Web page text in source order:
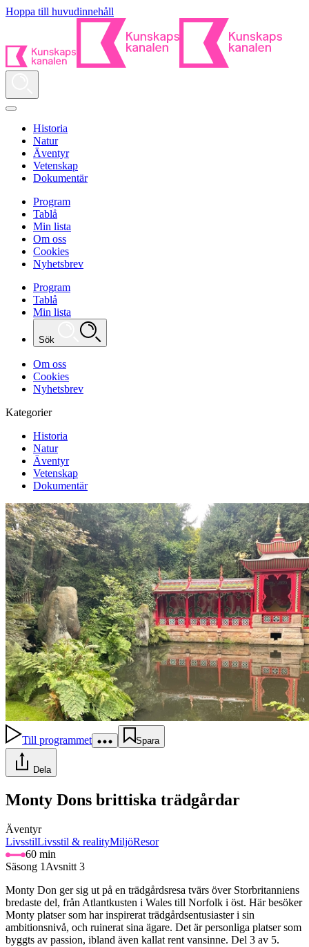
Hoppa till huvudinnehåll
Historia
Natur
Äventyr
Vetenskap
Dokumentär
Program
Tablå
Min lista
Om oss
Cookies
Nyhetsbrev
Program
Tablå
Min lista
Sök
Om oss
Cookies
Nyhetsbrev
Kategorier
Historia
Natur
Äventyr
Vetenskap
Dokumentär
Till programmet Spara
Dela
Monty Dons brittiska trädgårdar
Äventyr
LivsstilLivsstil & realityMiljöResor
60 min
Säsong 1 Avsnitt 3
Monty Don ger sig ut på en trädgårdsresa tvärs över Storbritanniens
bredaste del, från Atlantkusten i Wales till Norfolk i öst. Här besöker
Monty platser som har inspirerat trädgårdsentusiaster i sin
ambitionsnivå, och ruinerat sina ägare. Det är personliga platser som
byggts av passion, ibland även kallat rent vansinne. Del 3 av 5.